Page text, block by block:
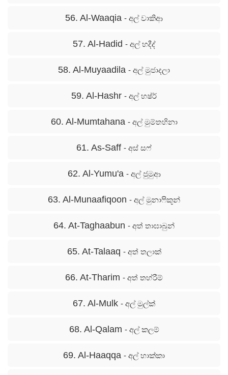
56. Al-Waaqia - අල් වාකිආ
57. Al-Hadid - අල් හදීද්
58. Al-Muyaadila - අල් මුජාදලා
59. Al-Hashr - අල් හෂ්ර්
60. Al-Mumtahana - අල් මුම්තහිනා
61. As-Saff - අස් සෆ්
62. Al-Yumu'a - අල් ජුමුආ
63. Al-Munaafiqoon - අල් මුනාෆිකූන්
64. At-Taghaabun - අත් තාඝාබුන්
65. At-Talaaq - අත් තලාක්
66. At-Tharim - අත් තහ්රීම්
67. Al-Mulk - අල් මුල්ක්
68. Al-Qalam - අල් කලම්
69. Al-Haaqqa - අල් හාක්කා